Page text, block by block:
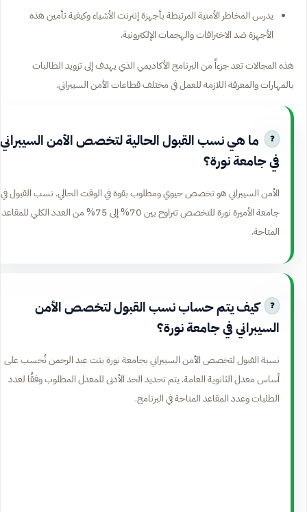
يدرس المخاطر الأمنية المرتبطة بأجهزة إنترنت الأشياء وكيفية تأمين هذه
الأجهزة ضد الاختراقات والهجمات الإلكترونية.
هذه المجالات تعد جزءاً من البرنامج الأكاديمي الذي يهدف إلى تزويد الطالبات
بالمهارات والمعرفة اللازمة للعمل في مختلف قطاعات الأمن السيبراني.
ما هي نسب القبول الحالية لتخصص الأمن السيبراني
في جامعة نورة؟
الأمن السيبراني هو تخصص حيوي ومطلوب بقوة في الوقت الحالي. نسب القبول في
جامعة الأميرة نورة للتخصص تتراوح بين 70% إلى 75% من العدد الكلي للمقاعد
المتاحة.
كيف يتم حساب نسب القبول لتخصص الأمن
السيبراني في جامعة نورة؟
نسبة القبول لتخصص الأمن السيبراني بجامعة نورة بنت عبد الرحمن تُحسب على
أساس معدل الثانوية العامة. يتم تحديد الحد الأدنى للمعدل المطلوب وفقًا لعدد
الطلبات وعدد المقاعد المتاحة في البرنامج.